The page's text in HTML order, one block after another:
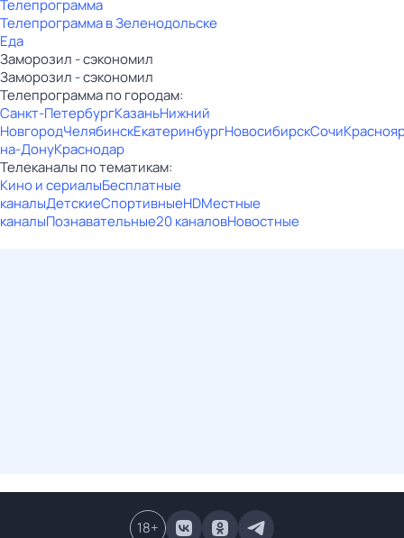
Телепрограмма
Телепрограмма в Зеленодольске
Еда
Заморозил - сэкономил
Заморозил - сэкономил
Телепрограмма по городам:
Санкт-ПетербургКазаньНижний
НовгородЧелябинскЕкатеринбургНовосибирскСочи
на-ДонуКраснодар
Телеканалы по тематикам:
Кино и сериалыБесплатные
каналыДетскиеСпортивныеHDМестные
каналыПознавательные20 каналовНовостные
18+